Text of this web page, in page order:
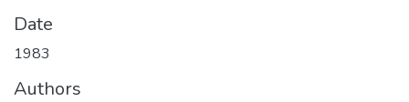
Date
1983
Authors